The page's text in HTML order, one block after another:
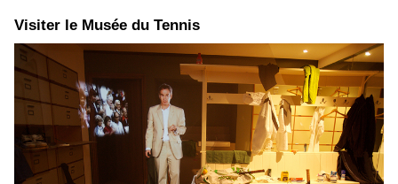
Visiter le Musée du Tennis